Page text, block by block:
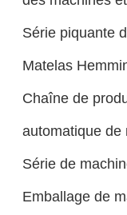
Série piquante
Matelas
Chaîne de
automatique de
Série de
Emballage de